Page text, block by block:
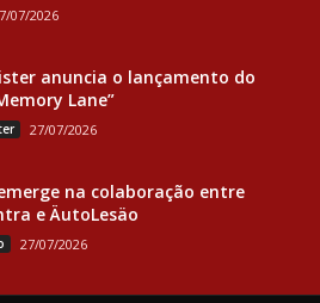
07/2026
anuncia o lançamento do
Lane”
27/07/2026
na colaboração entre
e ÄutoLesäo
27/07/2026